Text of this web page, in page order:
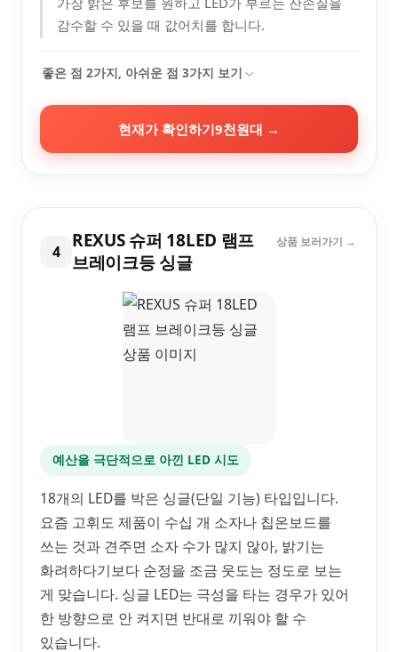
감수할 수 있을 때 값어치를 합니다.
좋은 점 2가지, 아쉬운 점 3가지 보기
현재가 확인하기9천원대 →
4
REXUS 슈퍼 18LED 램프
브레이크등 싱글
상품 보러가기 →
예산을 극단적으로 아낀 LED 시도
18개의 LED를 박은 싱글(단일 기능) 타입입니다.
요즘 고휘도 제품이 수십 개 소자나 칩온보드를
쓰는 것과 견주면 소자 수가 많지 않아, 밝기는
화려하다기보다 순정을 조금 웃도는 정도로 보는
게 맞습니다. 싱글 LED는 극성을 타는 경우가 있어
한 방향으로 안 켜지면 반대로 끼워야 할 수
있습니다.